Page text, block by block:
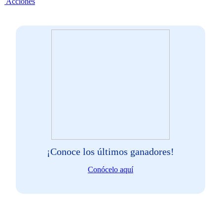
¡Conoce los últimos ganadores!
Conócelo aquí